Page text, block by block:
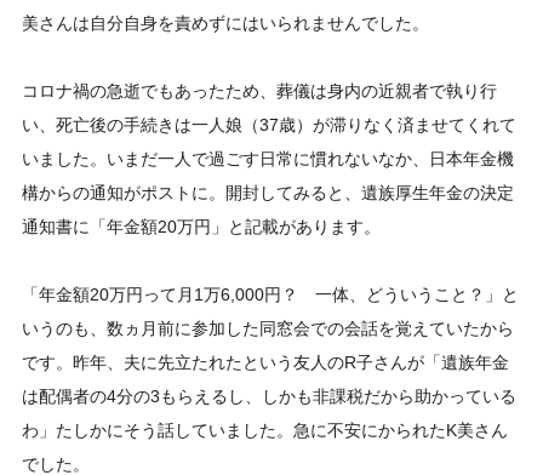
美さんは自分自身を責めずにはいられませんでした。
コロナ禍の急逝でもあったため、葬儀は身内の近親者で執り行
い、死亡後の手続きは一人娘（37歳）が滞りなく済ませてくれて
いました。いまだ一人で過ごす日常に慣れないなか、日本年金機
構からの通知がポストに。開封してみると、遺族厚生年金の決定
通知書に「年金額20万円」と記載があります。
「年金額20万円って月1万6,000円？ 一体、どういうこと？」と
いうのも、数ヵ月前に参加した同窓会での会話を覚えていたから
です。昨年、夫に先立たれたという友人のR子さんが「遺族年金
は配偶者の4分の3もらえるし、しかも非課税だから助かっている
わ」たしかにそう話していました。急に不安にかられたK美さん
でした。